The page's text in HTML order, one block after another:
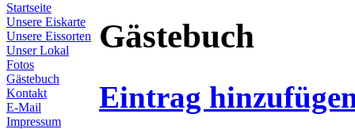
Startseite
Unsere Eiskarte
Unsere Eissorten
Unser Lokal
Fotos
Gästebuch
Kontakt
E-Mail
Impressum
Gästebuch
Eintrag